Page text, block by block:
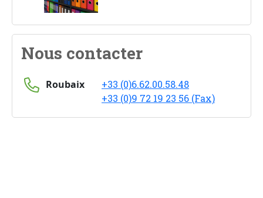
Nous contacter
Roubaix
+33 (0)6.62.00.58.48
+33 (0)9 72 19 23 56 (Fax)